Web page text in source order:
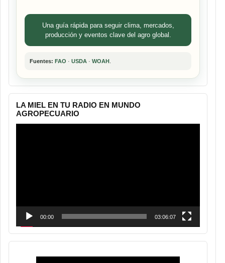
Una guía rápida para seguir clima, mercados,
producción y eventos clave del agro global.
Fuentes: FAO · USDA · WOAH
LA MIEL EN TU RADIO EN MUNDO
AGROPECUARIO
00:00 03:06:07